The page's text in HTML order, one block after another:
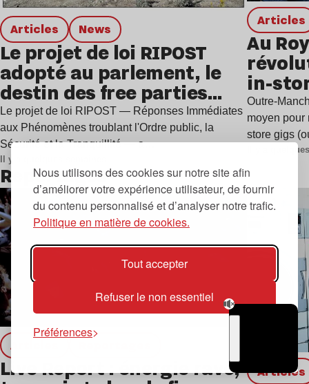
Nous utilisons des cookies sur notre site afin
d’améliorer votre expérience utilisateur, de fournir
du contenu personnalisé et d’analyser notre trafic.
Politique en matière de cookies.
Tout accepter
Refuser le non essentiel
Préférences
Articles news
Le projet de loi RIPOST
adopté au parlement, le
destin des free parties
est-il scellé ?
Le projet de loi RIPOST — Réponses Immédiates
aux Phénomènes troublant l'Ordre public, la
Sécurité et la Tranquillité — a…
Il y a quelques semaines
Articles
Au
in-
Outre-
moyen pour
store gigs
Il y a
Reportages
Live Report : énergie rave, Articles
Lire l’article